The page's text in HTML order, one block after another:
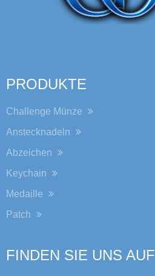
PRODUKTE
Challenge Münze
Anstecknadeln
Abzeichen
Keychain
Medaille
Patch
FINDEN SIE UNS AUF